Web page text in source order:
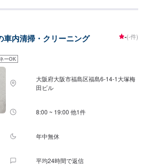
車内清掃・クリーニング -(-件)
ーOK
大阪府大阪市福島区福島6-14-1大塚梅
田ビル
8:00 ~ 19:00 他1件
年中無休
平均24時間で返信